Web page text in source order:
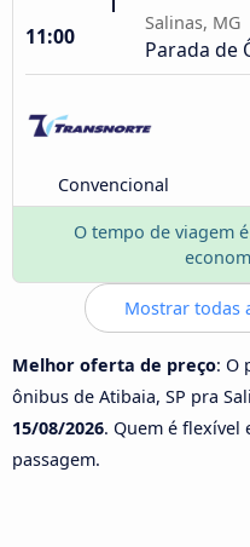
11:00
Salinas, MG
Parada de
Convencional
O tempo de viagem
Mostrar todas
Melhor oferta de preço: O
ônibus de Atibaia, SP pra
15/08/2026. Quem é flexível
passagem.